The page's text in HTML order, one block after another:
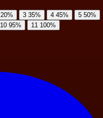
20% 3 35% 4 45% 5 50%
10 95% 11 100%